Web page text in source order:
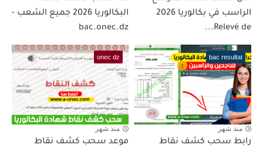
الراسب في بكالوريا 2026
Relevé de...
البكالوريا 2026 جميع الشعب -
bac.onec.dz
bac resultat
منذ شهر
رابط سحب كشف نقاط
onec dz
منذ شهر
موعد سحب كشف نقاط